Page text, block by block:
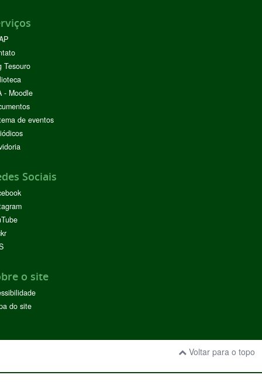
Tesouro
- Moodle
de eventos
Sociais
o site
do site
Voltar para o topo